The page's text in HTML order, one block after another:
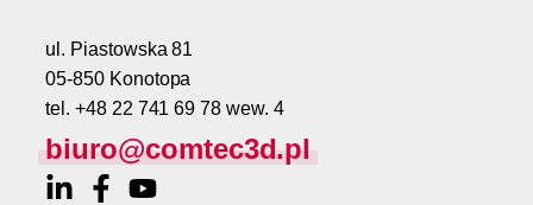
ul. Piastowska 81
05-850 Konotopa
tel. +48 22 741 69 78 wew. 4
biuro@comtec3d.pl